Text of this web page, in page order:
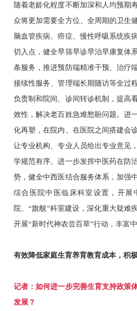
随着老龄化程度不断加深和人均预期
众将更加需要全方位、全周期的卫生
脑血管疾病、癌症、慢性呼吸系统疾
切入点，健全早筛早诊早治早康复体
条服务，推进预防端精准干预、治疗
接续性服务、管理端长期随访等全过
负责制和院间、诊间转诊机制，提高
效性，解决老百姓急难愁盼问题。进
化再塑，在院内、在医院之间搭建会
让专业机构、专业人员给出专业意见
学规范有序。进一步发挥中医药在防
势，健全中西医结合服务体系，加强
综合医院中医临床科室设置，开展
院、“旗舰”科室建设，深化重大疑难
开展“新时代神农尝百草”行动，丰富
有效降低家庭生育养育教育成本，积
记者：如何进一步完善生育支持政策
发展？